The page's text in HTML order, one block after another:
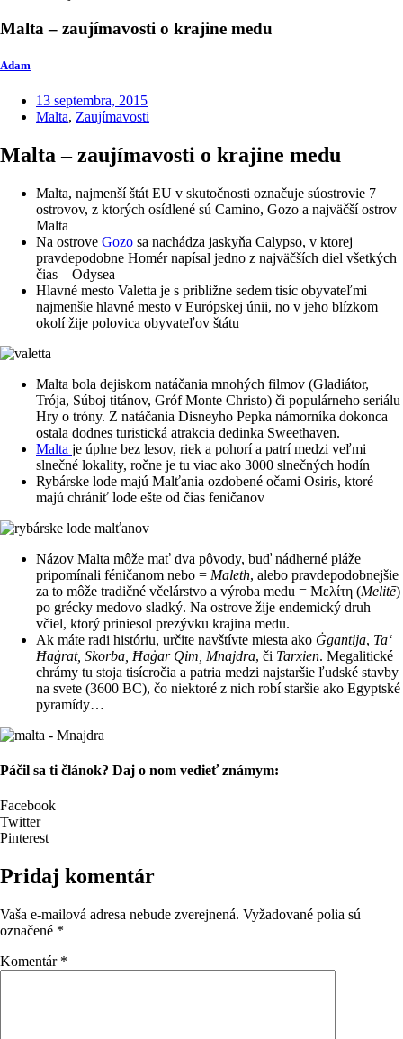
Malta – zaujímavosti o krajine medu
Adam
13 septembra, 2015
Malta, Zaujímavosti
Malta – zaujímavosti o krajine medu
Malta, najmenší štát EU v skutočnosti označuje súostrovie 7
ostrovov, z ktorých osídlené sú Camino, Gozo a najväčší ostrov
Malta
Na ostrove Gozo sa nachádza jaskyňa Calypso, v ktorej
pravdepodobne Homér napísal jedno z najväčších diel všetkých
čias – Odysea
Hlavné mesto Valetta je s približne sedem tisíc obyvateľmi
najmenšie hlavné mesto v Európskej únii, no v jeho blízkom
okolí žije polovica obyvateľov štátu
Malta bola dejiskom natáčania mnohých filmov (Gladiátor,
Trója, Súboj titánov, Gróf Monte Christo) či populárneho seriálu
Hry o tróny. Z natáčania Disneyho Pepka námorníka dokonca
ostala dodnes turistická atrakcia dedinka Sweethaven.
Malta je úplne bez lesov, riek a pohorí a patrí medzi veľmi
slnečné lokality, ročne je tu viac ako 3000 slnečných hodín
Rybárske lode majú Malťania ozdobené očami Osiris, ktoré
majú chrániť lode ešte od čias feničanov
Názov Malta môže mať dva pôvody, buď nádherné pláže
pripomínali féničanom nebo = Maleth, alebo pravdepodobnejšie
za to môže tradičné včelárstvo a výroba medu = Μελίτη (Melitē)
po grécky medovo sladký. Na ostrove žije endemický druh
včiel, ktorý priniesol prezývku krajina medu.
Ak máte radi históriu, určite navštívte miesta ako Ġgantija, Ta‘
Ħaġrat, Skorba, Ħaġar Qim, Mnajdra, či Tarxien. Megalitické
chrámy tu stoja tisícročia a patria medzi najstaršie ľudské stavby
na svete (3600 BC), čo niektoré z nich robí staršie ako Egyptské
pyramídy…
Páčil sa ti článok? Daj o nom vedieť známym:
Facebook
Twitter
Pinterest
Pridaj komentár
Vaša e-mailová adresa nebude zverejnená. Vyžadované polia sú
označené *
Komentár *